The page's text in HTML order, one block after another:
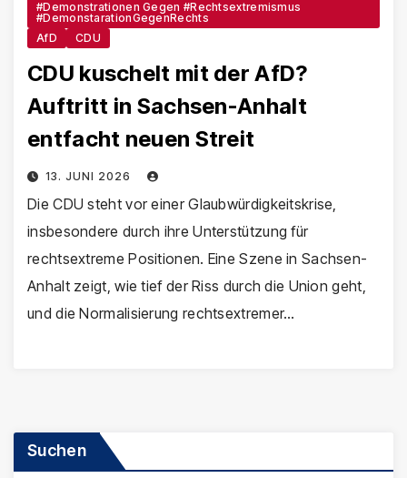
#Demonstrationen Gegen #Rechtsextremismus
#DemonstarationGegenRechts
AfD
CDU
CDU kuschelt mit der AfD?
Auftritt in Sachsen-Anhalt
entfacht neuen Streit
13. JUNI 2026
Die CDU steht vor einer Glaubwürdigkeitskrise,
insbesondere durch ihre Unterstützung für
rechtsextreme Positionen. Eine Szene in Sachsen-
Anhalt zeigt, wie tief der Riss durch die Union geht,
und die Normalisierung rechtsextremer…
Suchen